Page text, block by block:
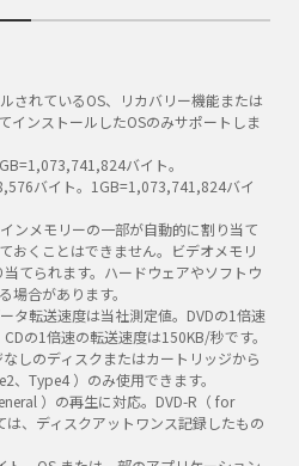
されているOS、リカバリー機能または
インストールしたOSのみサポートしま
バイト。
バイト。1GB=1,073,741,824バイ
ンメモリーの一部が自動的に割り当て
おくことはできません。ビデオメモリ
てられます。ハードウェアやソフトウ
場合があります。
タ転送速度は当社測定値。DVDの1倍速
の1倍速の転送速度は150KB/秒です。
しのディスクまたはカートリッジから
、Type4 ）のみ使用できます。
）の再生に対応。DVD-R（ for
、ディスクアットワンス記録したもの